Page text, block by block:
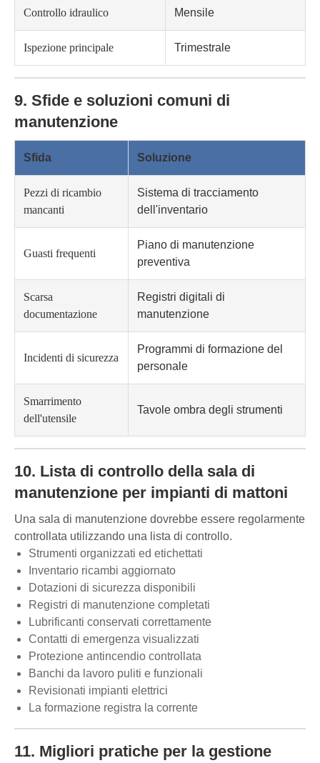
Controllo idraulico Mensile
Ispezione principale Trimestrale
9. Sfide e soluzioni comuni di
manutenzione
Sfida Soluzione
Pezzi di ricambio
mancanti
Sistema di tracciamento
dell'inventario
Guasti frequenti
Piano di manutenzione
preventiva
Scarsa
documentazione
Registri digitali di
manutenzione
Incidenti di sicurezza
Programmi di formazione del
personale
Smarrimento
dell'utensile
Tavole ombra degli strumenti
10. Lista di controllo della sala di
manutenzione per impianti di mattoni
Una sala di manutenzione dovrebbe essere regolarmente
controllata utilizzando una lista di controllo.
Strumenti organizzati ed etichettati
Inventario ricambi aggiornato
Dotazioni di sicurezza disponibili
Registri di manutenzione completati
Lubrificanti conservati correttamente
Contatti di emergenza visualizzati
Protezione antincendio controllata
Banchi da lavoro puliti e funzionali
Revisionati impianti elettrici
La formazione registra la corrente
11. Migliori pratiche per la gestione